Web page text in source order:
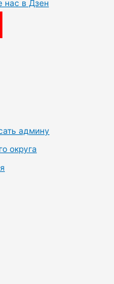
нас в Дзен
админу
округа